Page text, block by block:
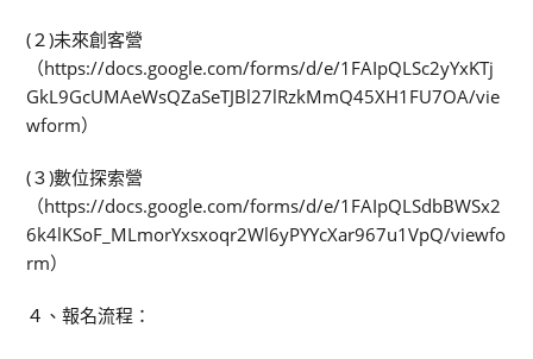
(２)未來創客營
（https://docs.google.com/forms/d/e/1FAIpQLSc2yYxKTj
GkL9GcUMAeWsQZaSeTJBl27lRzkMmQ45XH1FU7OA/vie
wform）
(３)數位探索營
（https://docs.google.com/forms/d/e/1FAIpQLSdbBWSx2
6k4lKSoF_MLmorYxsxoqr2Wl6yPYYcXar967u1VpQ/viewfo
rm）
４、報名流程：